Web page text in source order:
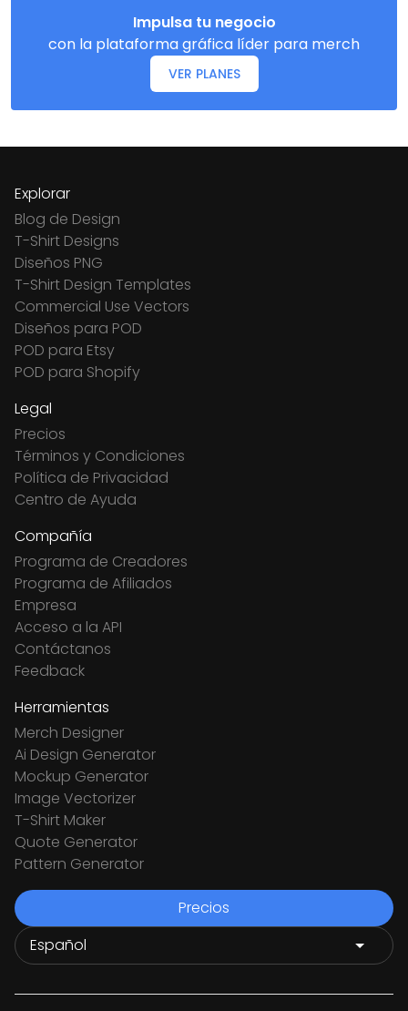
Impulsa tu negocio
con la plataforma gráfica líder para merch
VER PLANES
Explorar
Blog de Design
T-Shirt Designs
Diseños PNG
T-Shirt Design Templates
Commercial Use Vectors
Diseños para POD
POD para Etsy
POD para Shopify
Legal
Precios
Términos y Condiciones
Política de Privacidad
Centro de Ayuda
Compañía
Programa de Creadores
Programa de Afiliados
Empresa
Acceso a la API
Contáctanos
Feedback
Herramientas
Merch Designer
Ai Design Generator
Mockup Generator
Image Vectorizer
T-Shirt Maker
Quote Generator
Pattern Generator
Precios